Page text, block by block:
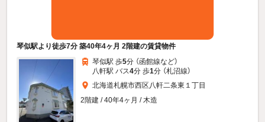
琴似駅より徒歩7分 築40年4ヶ月 2階建の賃貸物件
琴似駅 歩5分 （函館線など）
八軒駅 バス4分 歩1分 （札沼線）
北海道札幌市西区八軒二条東１丁目
2階建 / 40年4ヶ月 / 木造